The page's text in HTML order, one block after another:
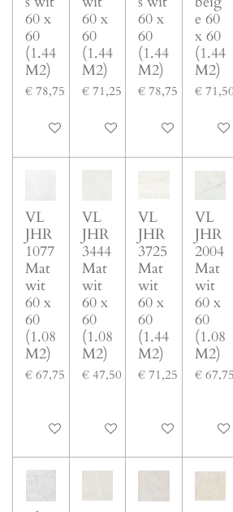
60 x
60
(1.44
M2)
€ 78,75
In winkelwagen
60 x
60
(1.44
M2)
€ 71,25
In winkelwagen
60 x
60
(1.44
M2)
€ 78,75
In winkelwagen
e 60
x 60
(1.44
M2)
€ 71,50
In
VL
JHR
1077
Mat
wit
60 x
60
(1.08
M2)
€ 67,75
In winkelwagen
VL
JHR
3444
Mat
wit
60 x
60
(1.08
M2)
€ 47,50
In winkelwagen
VL
JHR
3725
Mat
wit
60 x
60
(1.44
M2)
€ 71,25
In winkelwagen
VL
JHR
2004
Mat
wit
60 x
60
(1.08
M2)
€ 67,75
In